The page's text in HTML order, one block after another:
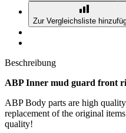
Zur Vergleichsliste
Beschreibung
ABP Inner mud guard front
ABP Body parts are high
replacement of the original
quality!